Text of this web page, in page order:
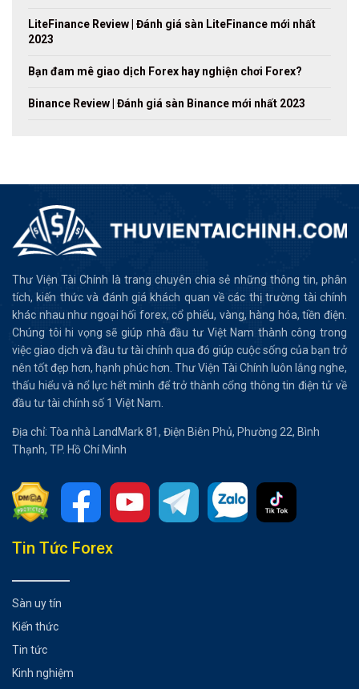
LiteFinance Review | Đánh giá sàn LiteFinance mới nhất
2023
Bạn đam mê giao dịch Forex hay nghiện chơi Forex?
Binance Review | Đánh giá sàn Binance mới nhất 2023
Thư Viện Tài Chính là trang chuyên chia sẻ những thông tin, phân
tích, kiến thức và đánh giá khách quan về các thị trường tài chính
khác nhau như ngoại hối forex, cổ phiếu, vàng, hàng hóa, tiền điện.
Chúng tôi hi vọng sẽ giúp nhà đầu tư Việt Nam thành công trong
việc giao dịch và đầu tư tài chính qua đó giúp cuộc sống của bạn trở
nên tốt đẹp hơn, hạnh phúc hơn. Thư Viện Tài Chính luôn lắng nghe,
thấu hiểu và nổ lực hết mình để trở thành cổng thông tin điện tử về
đầu tư tài chính số 1 Việt Nam.
Địa chỉ: Tòa nhà LandMark 81, Điện Biên Phủ, Phường 22, Bình
Thạnh, TP. Hồ Chí Minh
Tổng hợp bài viết
Các báo cáo liên quan đến người tiêu dùng
Có thể bạn chưa biết
Tin Tức Forex
Sàn uy tín
Kiến thức
Tin tức
Kinh nghiệm